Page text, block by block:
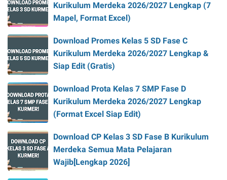
Kurikulum Merdeka 2026/2027 Lengkap (7
Mapel, Format Excel)
Download Promes Kelas 5 SD Fase C
Kurikulum Merdeka 2026/2027 Lengkap &
Siap Edit (Gratis)
Download Prota Kelas 7 SMP Fase D
Kurikulum Merdeka 2026/2027 Lengkap
(Format Excel Siap Edit)
Download CP Kelas 3 SD Fase B Kurikulum
Merdeka Semua Mata Pelajaran
Wajib[Lengkap 2026]